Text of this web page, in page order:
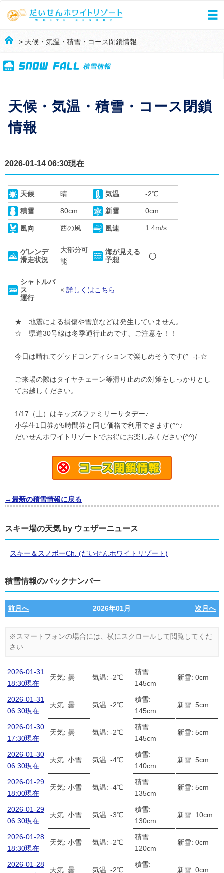
> 天候・気温・積雪・コース閉鎖情報
天候・気温・積雪・コース閉鎖
情報
2026-01-14 06:30現在
天候 晴 気温 -2℃
積雪 80cm 新雪 0cm
風向 西の風 風速 1.4m/s
ゲレンデ
滑走状況
大部分可
能
海が見える
予想
○
シャトルバ
ス
運行
× 詳しくはこちら
★ 地震による損傷や雪崩などは発生していません。
☆ 県道30号線は冬季通行止めです、ご注意を！！
今日は晴れてグッドコンディションで楽しめそうです(^_-)-☆
ご来場の際はタイヤチェーン等滑り止めの対策をしっかりとし
てお越しください。
1/17（土）はキッズ&ファミリーサタデー♪
小学生1日券が5時間券と同じ価格で利用できます(^^♪
だいせんホワイトリゾートでお得にお楽しみください(^^)/
→最新の積雪情報に戻る
スキー場の天気 by ウェザーニュース
スキー＆スノボーCh. (だいせんホワイトリゾート)
積雪情報のバックナンバー
前月へ 2026年01月 次月へ
2026-01-31
18:30現在
天気: 曇 気温: -2℃
積雪:
145cm
新雪: 0cm
2026-01-31
06:30現在
天気: 曇 気温: -2℃
積雪:
145cm
新雪: 5cm
2026-01-30
17:30現在
天気: 曇 気温: -2℃
積雪:
145cm
新雪: 5cm
2026-01-30
06:30現在
天気: 小雪 気温: -4℃
積雪:
140cm
新雪: 5cm
2026-01-29
18:00現在
天気: 小雪 気温: -4℃
積雪:
135cm
新雪: 5cm
2026-01-29
06:30現在
天気: 小雪 気温: -3℃
積雪:
130cm
新雪: 10cm
2026-01-28
18:30現在
天気: 小雪 気温: -2℃
積雪:
120cm
新雪: 0cm
2026-01-28
天気: 曇 気温: -2℃
積雪:
新雪: 0cm